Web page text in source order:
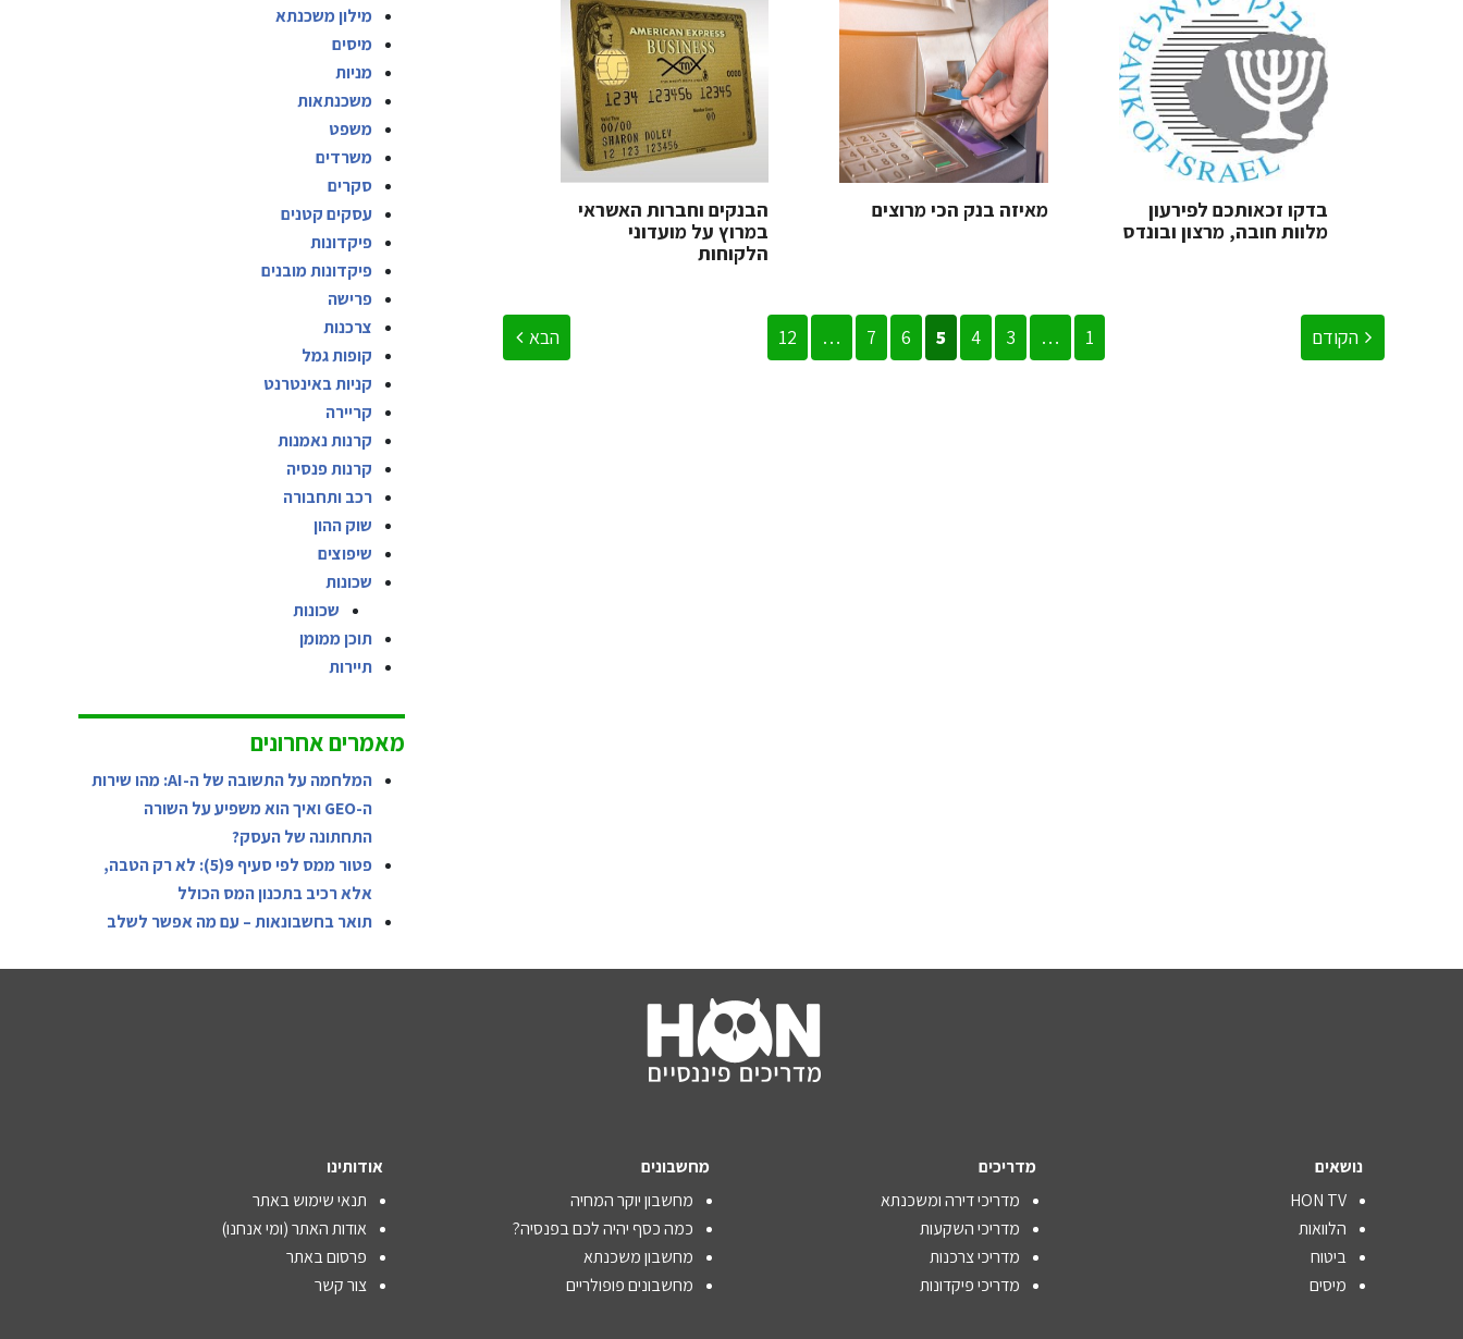
בדקו זכאותכם לפירעון
מלוות חובה, מרצון ובונדס
מאיזה בנק הכי מרוצים
הבנקים וחברות האשראי
במרוץ על מועדוני
הלקוחות
הקודם 1
…
3
4
5
6
7
…
12 הבא
מילון משכנתא
מיסים
מניות
משכנתאות
משפט
משרדים
סקרים
עסקים קטנים
פיקדונות
פיקדונות מובנים
פרישה
צרכנות
קופות גמל
קניות באינטרנט
קריירה
קרנות נאמנות
קרנות פנסיה
רכב ותחבורה
שוק ההון
שיפוצים
שכונות
שכונות
תוכן ממומן
תיירות
מאמרים אחרונים
המלחמה על התשובה של ה-AI: מהו שירות
ה-GEO ואיך הוא משפיע על השורה
התחתונה של העסק?
פטור ממס לפי סעיף 9(5): לא רק הטבה,
אלא רכיב בתכנון המס הכולל
תואר בחשבונאות – עם מה אפשר לשלב
נושאים
HON TV
הלוואות
ביטוח
מיסים
מדריכים
מדריכי דירה ומשכנתא
מדריכי השקעות
מדריכי צרכנות
מדריכי פיקדונות
מחשבונים
מחשבון יוקר המחיה
כמה כסף יהיה לכם בפנסיה?
מחשבון משכנתא
מחשבונים פופולריים
אודותינו
תנאי שימוש באתר
אודות האתר (ומי אנחנו)
פרסום באתר
צור קשר